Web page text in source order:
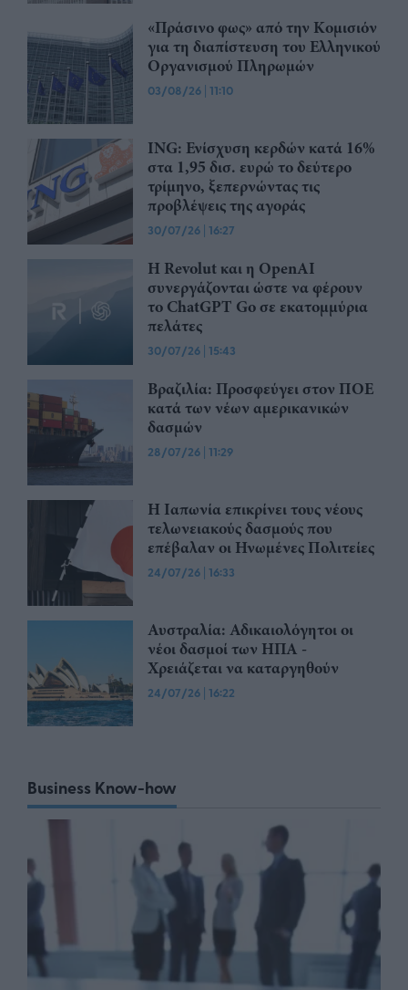
«Πράσινο φως» από την Κομισιόν
για τη διαπίστευση του Ελληνικού
Οργανισμού Πληρωμών
03/08/26 | 11:10
ING: Ενίσχυση κερδών κατά 16%
στα 1,95 δισ. ευρώ το δεύτερο
τρίμηνο, ξεπερνώντας τις
προβλέψεις της αγοράς
30/07/26 | 16:27
Η Revolut και η OpenAI
συνεργάζονται ώστε να φέρουν
το ChatGPT Go σε εκατομμύρια
πελάτες
30/07/26 | 15:43
Βραζιλία: Προσφεύγει στον ΠΟΕ
κατά των νέων αμερικανικών
δασμών
28/07/26 | 11:29
Η Ιαπωνία επικρίνει τους νέους
τελωνειακούς δασμούς που
επέβαλαν οι Ηνωμένες Πολιτείες
24/07/26 | 16:33
Αυστραλία: Αδικαιολόγητοι οι
νέοι δασμοί των ΗΠΑ -
Χρειάζεται να καταργηθούν
24/07/26 | 16:22
Business Know-how